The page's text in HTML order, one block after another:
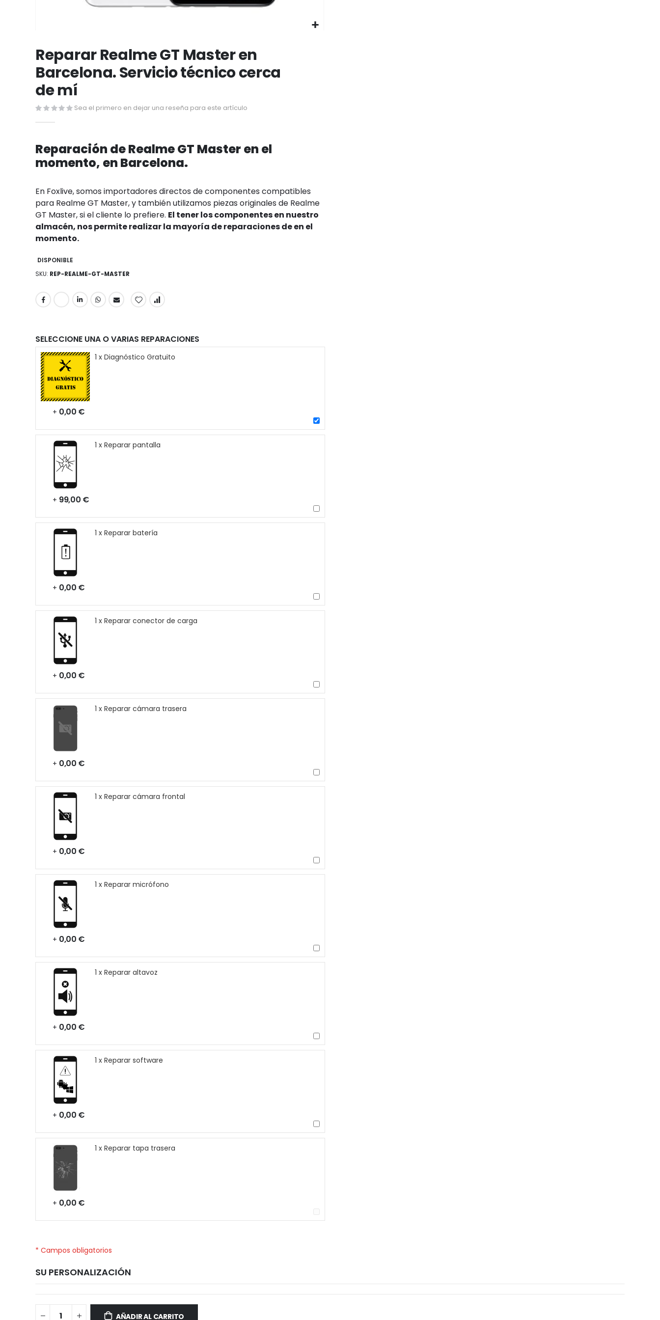
al
comienzo
de
galería
de
Reparar Realme GT Master en
Barcelona. Servicio técnico cerca
de mí
Sea el primero en dejar una reseña para este artículo
Reparación de Realme GT Master en el
momento, en Barcelona.
En Foxlive, somos importadores directos de componentes compatibles
para Realme GT Master, y también utilizamos piezas originales de Realme
GT Master, si el cliente lo prefiere. El tener los componentes en nuestro
almacén, nos permite realizar la mayoría de reparaciones de en el
momento.
DISPONIBLE
SKU REP-REALME-GT-MASTER
SELECCIONE UNA O VARIAS REPARACIONES
1 x Diagnóstico Gratuito
+ 0,00 €
1 x Reparar pantalla
+ 99,00 €
1 x Reparar batería
+ 0,00 €
1 x Reparar conector de carga
+ 0,00 €
1 x Reparar cámara trasera
+ 0,00 €
1 x Reparar cámara frontal
+ 0,00 €
1 x Reparar micrófono
+ 0,00 €
1 x Reparar altavoz
+ 0,00 €
1 x Reparar software
+ 0,00 €
1 x Reparar tapa trasera
+ 0,00 €
* Campos obligatorios
SU PERSONALIZACIÓN
AÑADIR AL CARRITO